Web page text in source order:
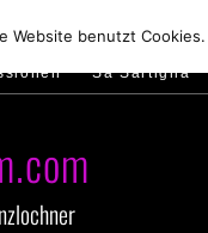
Feste feiern
Sa Sartiglia
Website benutzt